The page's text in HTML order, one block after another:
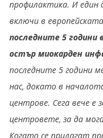
профилактика. И един
включи в
последните 5 години
остър миокарден
последните 5 години
нас, докато в
центрове. Сега вече е
центровете, за да
Когато се прилагат